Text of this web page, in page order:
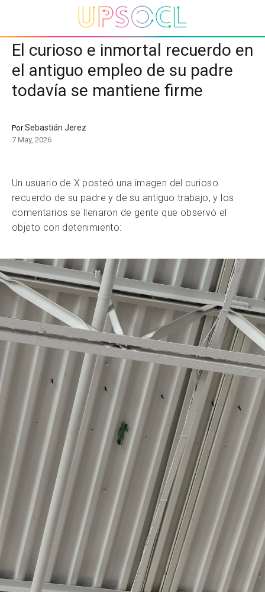
El curioso e inmortal recuerdo en
el antiguo empleo de su padre
todavía se mantiene firme
PorSebastián Jerez
7 May, 2026
Un usuario de X posteó una imagen del curioso
recuerdo de su padre y de su antiguo trabajo, y los
comentarios se llenaron de gente que observó el
objeto con detenimiento: